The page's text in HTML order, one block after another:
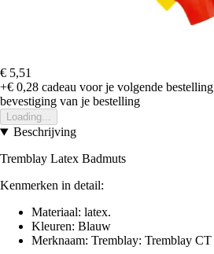
€ 5,51
+€ 0,28 cadeau voor je volgende bestelling
bevestiging van je bestelling
Loading...
Beschrijving
Tremblay Latex Badmuts
Kenmerken in detail:
Materiaal: latex.
Kleuren: Blauw
Merknaam: Tremblay: Tremblay CT